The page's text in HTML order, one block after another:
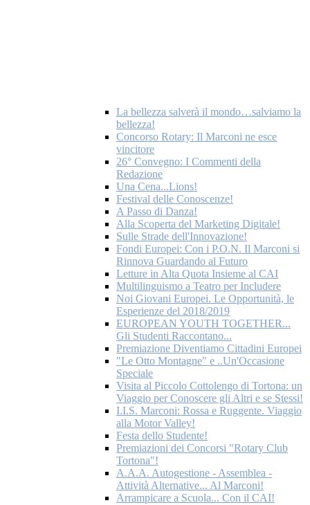
La bellezza salverà il mondo…salviamo la
bellezza!
Concorso Rotary: Il Marconi ne esce
vincitore
26° Convegno: I Commenti della
Redazione
Una Cena...Lions!
Festival delle Conoscenze!
A Passo di Danza!
Alla Scoperta del Marketing Digitale!
Sulle Strade dell'Innovazione!
Fondi Europei: Con i P.O.N. Il Marconi si
Rinnova Guardando al Futuro
Letture in Alta Quota Insieme al CAI
Multilinguismo a Teatro per Includere
Noi Giovani Europei. Le Opportunità, le
Esperienze del 2018/2019
EUROPEAN YOUTH TOGETHER...
Gli Studenti Raccontano...
Premiazione Diventiamo Cittadini Europei
"Le Otto Montagne" e ..Un'Occasione
Speciale
Visita al Piccolo Cottolengo di Tortona: un
Viaggio per Conoscere gli Altri e se Stessi!
I.I.S. Marconi: Rossa e Ruggente. Viaggio
alla Motor Valley!
Festa dello Studente!
Premiazioni dei Concorsi "Rotary Club
Tortona"!
A.A.A. Autogestione - Assemblea -
Attività Alternative... Al Marconi!
Arrampicare a Scuola... Con il CAI!